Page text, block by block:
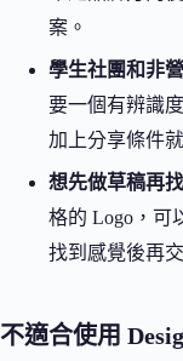
案。
學生社團和非
要一個有辨識
加上分享條件
想先做草稿再
格的 Logo，可
找到感覺後再
不適合使用